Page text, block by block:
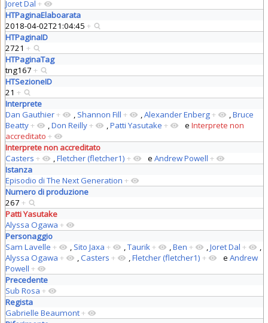
Joret Dal +
HTPaginaElaboarata
2018-04-02T21:04:45 +
HTPaginaID
2721 +
HTPaginaTag
tng167 +
HTSezioneID
21 +
Interprete
Dan Gauthier+ , Shannon Fill + ,Alexander Enberg+ ,Bruce
Beatty+ ,Don Reilly+ ,Patti Yasutake + e Interprete non
accreditato +
Interprete non accreditato
Casters + ,Fletcher (fletcher1) + e Andrew Powell +
Istanza
Episodio di The Next Generation +
Numero di produzione
267 +
Patti Yasutake
Alyssa Ogawa +
Personaggio
Sam Lavelle + , Sito Jaxa + ,Taurik+ ,Ben + ,Joret Dal +
,
Alyssa Ogawa + ,Casters + ,Fletcher (fletcher1) + e Andrew
Powell +
Precedente
Sub Rosa +
Regista
Gabrielle Beaumont+